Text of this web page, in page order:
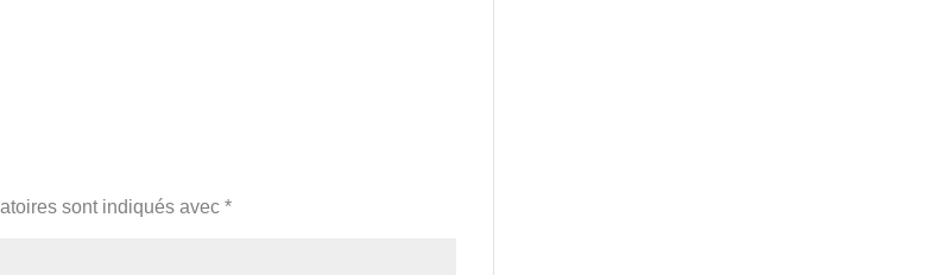
sont indiqués avec*